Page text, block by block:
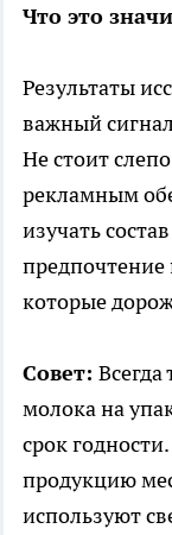
Что это
Результаты
важный
Не стоит
рекламным
изучать
которые
Совет: Всегда
молока на
срок
продукцию
используют